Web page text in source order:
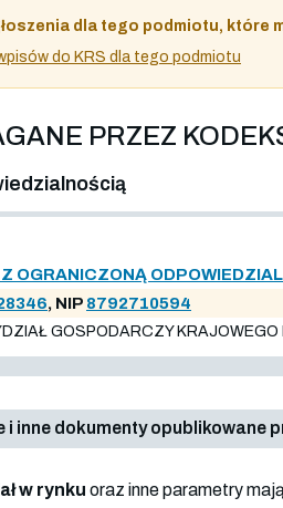
dla tego podmiotu, które
do KRS dla tego podmiotu
PRZEZ
OGRANICZONĄ
, NIP 8792710594
GOSPODARCZY
inne dokumenty opublikowane
w rynku oraz inne parametry